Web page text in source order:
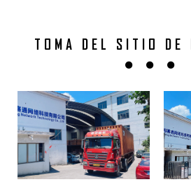
TOMA DEL SITIO DE